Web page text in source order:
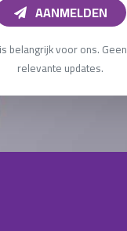
AANMELDEN
belangrijk voor ons.
relevante updates.